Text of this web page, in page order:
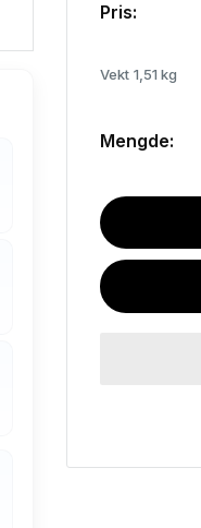
Pris:
Vekt 1,51 kg
Mengde: